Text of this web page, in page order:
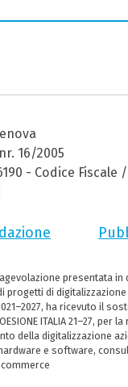
16/2005
- Codice Fiscale /
agevolazione presentata
progetti di
ha ricevuto il
ITALIA 21–27, per
della digitalizzazione
e software,